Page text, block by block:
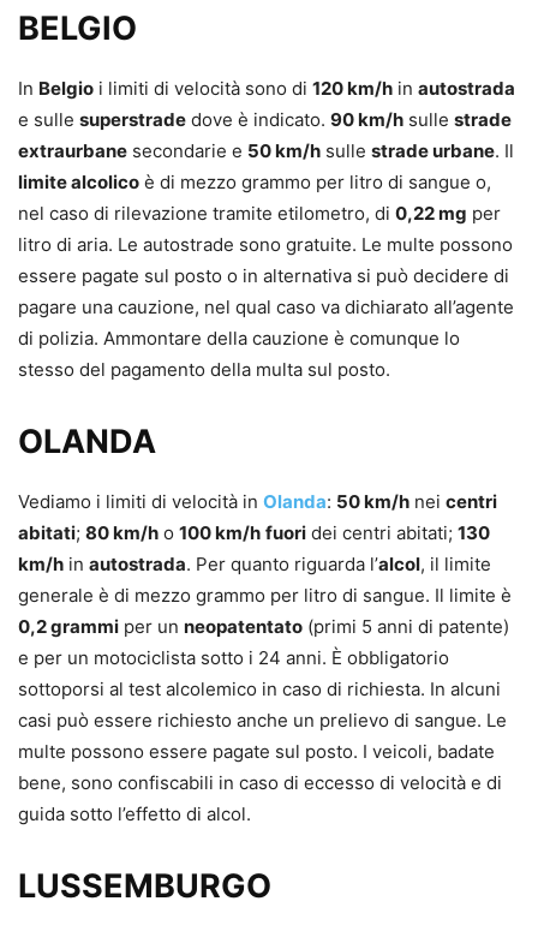
BELGIO
In Belgio i limiti di velocità sono di 120 km/h in autostrada
e sulle superstrade dove è indicato. 90 km/h sulle strade
extraurbane secondarie e 50 km/h sulle strade urbane. Il
limite alcolico è di mezzo grammo per litro di sangue o,
nel caso di rilevazione tramite etilometro, di 0,22 mg per
litro di aria. Le autostrade sono gratuite. Le multe possono
essere pagate sul posto o in alternativa si può decidere di
pagare una cauzione, nel qual caso va dichiarato all’agente
di polizia. Ammontare della cauzione è comunque lo
stesso del pagamento della multa sul posto.
OLANDA
Vediamo i limiti di velocità in Olanda: 50 km/h nei centri
abitati; 80 km/h o 100 km/h fuori dei centri abitati; 130
km/h in autostrada. Per quanto riguarda l’alcol, il limite
generale è di mezzo grammo per litro di sangue. Il limite è
0,2 grammi per un neopatentato (primi 5 anni di patente)
e per un motociclista sotto i 24 anni. È obbligatorio
sottoporsi al test alcolemico in caso di richiesta. In alcuni
casi può essere richiesto anche un prelievo di sangue. Le
multe possono essere pagate sul posto. I veicoli, badate
bene, sono confiscabili in caso di eccesso di velocità e di
guida sotto l’effetto di alcol.
LUSSEMBURGO